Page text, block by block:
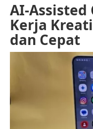
AI-
Kerja
dan Cepat